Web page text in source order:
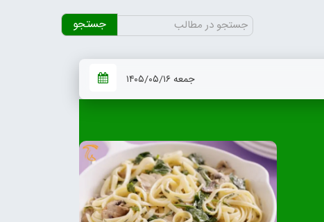
جستجو
برای:
جمعه ۱۴۰۵/۰۵/۱۶